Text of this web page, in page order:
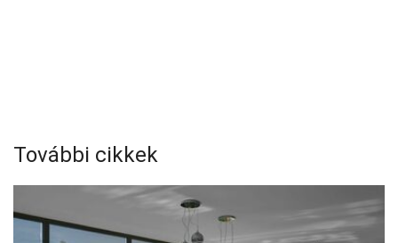
További cikkek